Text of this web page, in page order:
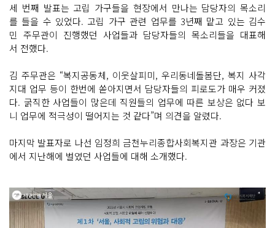
세 번째 발표는 고립 가구들을 현장에서 만나는 담당자의 목소리
를 들을 수 있었다. 고립 가구 관련 업무를 3년째 맡고 있는 김수
민 주무관이 진행했던 사업들과 담당자들의 목소리들을 대표해
서 전했다.
김 주무관은 “복지공동체, 이웃살피미, 우리동네돌봄단, 복지 사각
지대 업무 등이 한번에 쏟아지면서 담당자들의 피로도가 매우 커졌
다. 굵직한 사업들이 많은데 직원들의 업무에 따른 보상은 없다 보
니 업무에 적극성이 떨어지는 것 같다”며 의견을 알렸다.
마지막 발표자로 나선 임정희 금천누리종합사회복지관 과장은 기관
에서 지난해에 벌였던 사업들에 대해 소개했다.